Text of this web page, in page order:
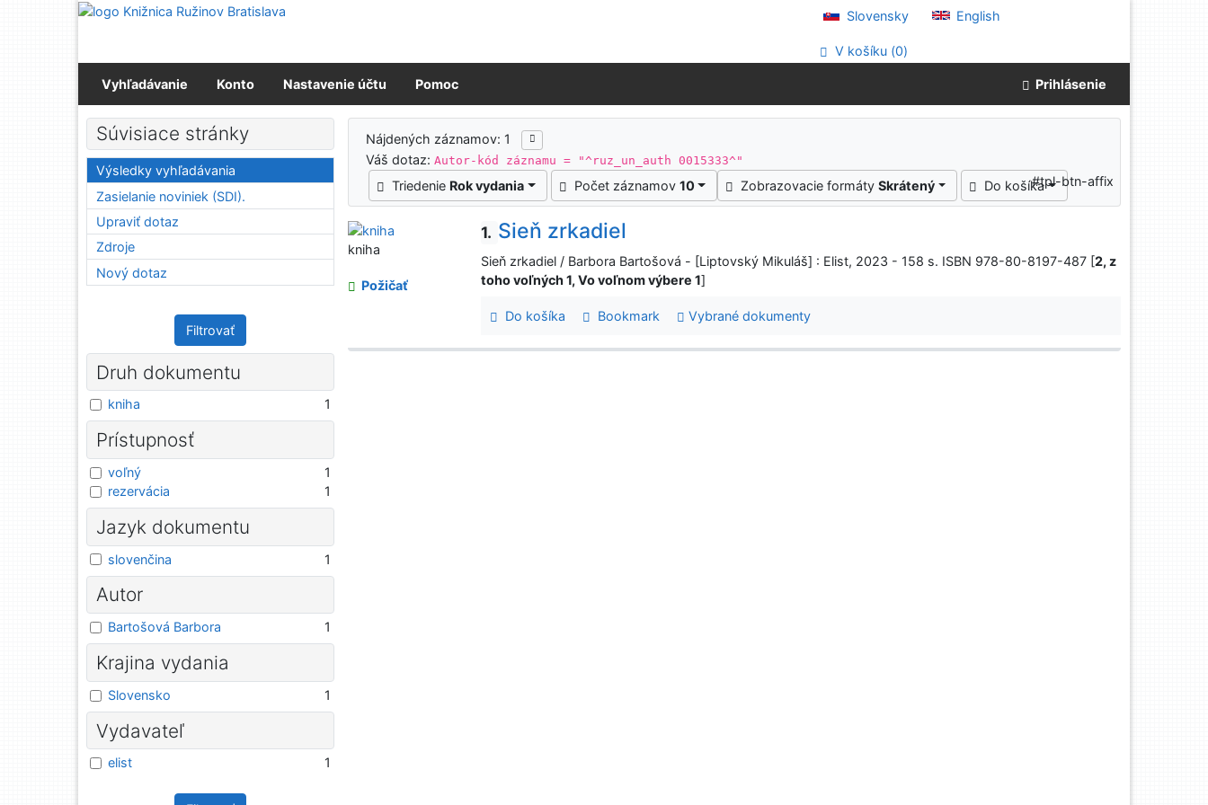
Prejsť na obsah
Slovensky English
V košíku (0)
Vyhľadávanie Konto Nastavenie účtu Pomoc Prihlásenie
Výsledky vyhľadávania
Nájdených záznamov: 1
Váš dotaz:Autor-kód záznamu = "^ruz_un_auth 0015333^"
Triedenie Rok vydania Počet záznamov 10 Zobrazovacie formáty Skrátený Do košíka#tpl-btn-affix
1. Sieň zrkadiel
Sieň zrkadiel / Barbora Bartošová - [Liptovský Mikuláš] : Elist, 2023 - 158 s. ISBN 978-80-8197-487 [2, z
toho voľných 1, Vo voľnom výbere 1]
Do košíka Bookmark Vybrané dokumenty
kniha
Požičať
Súvisiace stránky
Výsledky vyhľadávania
Zasielanie noviniek (SDI).
Upraviť dotaz
Zdroje
Nový dotaz
Filtrovať
Druh dokumentu
kniha 1
Prístupnosť
voľný
1
rezervácia
1
Jazyk dokumentu
slovenčina 1
Autor
Bartošová Barbora 1
Krajina vydania
Slovensko 1
Vydavateľ
elist 1